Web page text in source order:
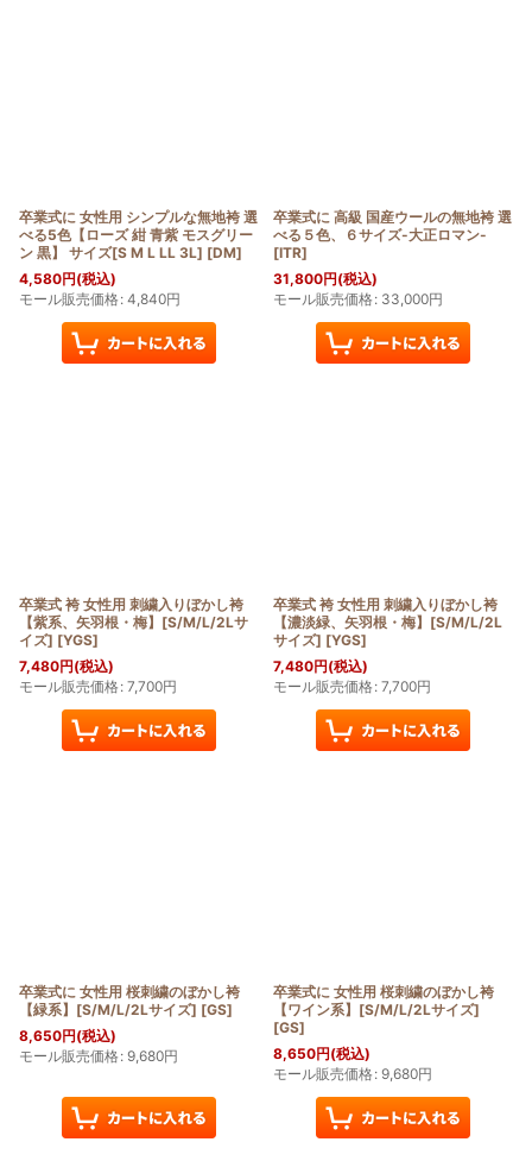
卒業式に 女性用 シンプルな無地袴 選
べる5色【ローズ 紺 青紫 モスグリー
ン 黒】 サイズ[S M L LL 3L] [DM]
4,580円(税込)
モール販売価格: 4,840円
卒業式に 高級 国産ウールの無地袴 選
べる５色、６サイズ-大正ロマン-
[ITR]
31,800円(税込)
モール販売価格: 33,000円
卒業式 袴 女性用 刺繍入りぼかし袴
【紫系、矢羽根・梅】[S/M/L/2Lサ
イズ] [YGS]
7,480円(税込)
モール販売価格: 7,700円
卒業式 袴 女性用 刺繍入りぼかし袴
【濃淡緑、矢羽根・梅】[S/M/L/2L
サイズ] [YGS]
7,480円(税込)
モール販売価格: 7,700円
卒業式に 女性用 桜刺繍のぼかし袴
【緑系】[S/M/L/2Lサイズ] [GS]
8,650円(税込)
モール販売価格: 9,680円
卒業式に 女性用 桜刺繍のぼかし袴
【ワイン系】[S/M/L/2Lサイズ]
[GS]
8,650円(税込)
モール販売価格: 9,680円